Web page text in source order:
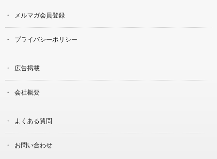
メルマガ会員登録
プライバシーポリシー
広告掲載
会社概要
よくある質問
お問い合わせ